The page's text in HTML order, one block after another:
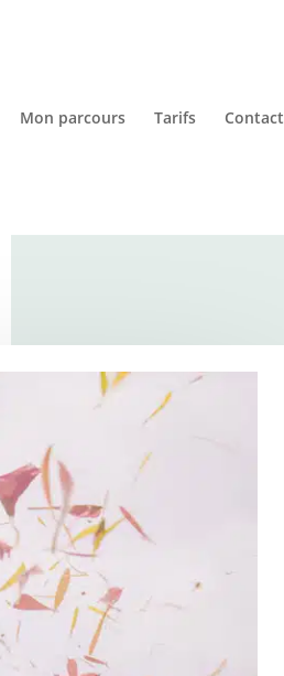
Mon parcours Tarifs Contact